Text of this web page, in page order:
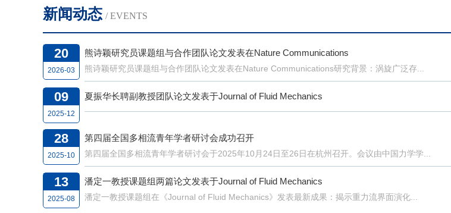
新闻动态 / EVENTS
20
2026-03
熊诗颖研究员课题组与合作团队论文发表在Nature Communications
熊诗颖研究员课题组与合作团队论文发表在Nature Communications研究背景：涡旋广泛存...
09
2025-12
夏振华长聘副教授团队论文发表于Journal of Fluid Mechanics
28
2025-10
第四届全国多相流青年学者研讨会成功召开
第四届全国多相流青年学者研讨会于2025年10月24日至26日在杭州召开。会议由中国力学学...
13
2025-08
潘定一教授课题组两篇论文发表于Journal of Fluid Mechanics
潘定一教授课题组在《Journal of Fluid Mechanics》发表最新成果：揭示重力流界面演化...